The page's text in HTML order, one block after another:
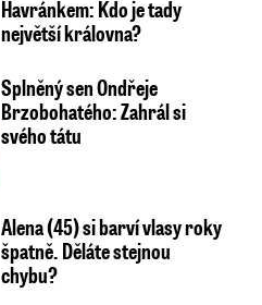
Havránkem: Kdo je tady
největší královna?
Splněný sen Ondřeje
Brzobohatého: Zahrál si
svého tátu
Alena (45) si barví vlasy roky
špatně. Děláte stejnou
chybu?